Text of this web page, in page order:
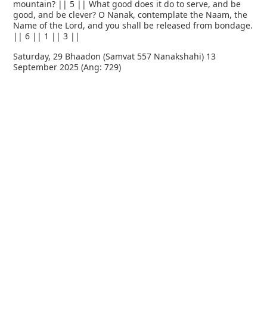
mountain? || 5 || What good does it do to serve, and be
good, and be clever? O Nanak, contemplate the Naam, the
Name of the Lord, and you shall be released from bondage.
|| 6 || 1 || 3 ||
Saturday, 29 Bhaadon (Samvat 557 Nanakshahi) 13
September 2025 (Ang: 729)